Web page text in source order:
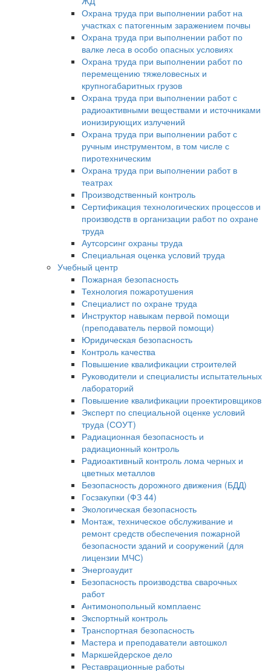
Охрана труда при выполнении работ на
участках с патогенным заражением почвы
Охрана труда при выполнении работ по
валке леса в особо опасных условиях
Охрана труда при выполнении работ по
перемещению тяжеловесных и
крупногабаритных грузов
Охрана труда при выполнении работ с
радиоактивными веществами и источниками
ионизирующих излучений
Охрана труда при выполнении работ с
ручным инструментом, в том числе с
пиротехническим
Охрана труда при выполнении работ в
театрах
Производственный контроль
Сертификация технологических процессов и
производств в организации работ по охране
труда
Аутсорсинг охраны труда
Специальная оценка условий труда
Учебный центр
Пожарная безопасность
Технология пожаротушения
Специалист по охране труда
Инструктор навыкам первой помощи
(преподаватель первой помощи)
Юридическая безопасность
Контроль качества
Повышение квалификации строителей
Руководители и специалисты испытательных
лабораторий
Повышение квалификации проектировщиков
Эксперт по специальной оценке условий
труда (СОУТ)
Радиационная безопасность и
радиационный контроль
Радиоактивный контроль лома черных и
цветных металлов
Безопасность дорожного движения (БДД)
Госзакупки (ФЗ 44)
Экологическая безопасность
Монтаж, техническое обслуживание и
ремонт средств обеспечения пожарной
безопасности зданий и сооружений (для
лицензии МЧС)
Энергоаудит
Безопасность производства сварочных
работ
Антимонопольный комплаенс
Экспортный контроль
Транспортная безопасность
Мастера и преподаватели автошкол
Маркшейдерское дело
Реставрационные работы